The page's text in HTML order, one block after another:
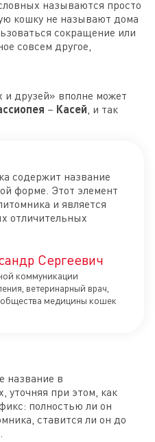
называются просто
кошку не называют дома
сокращение или
совсем другое,
друзей» вполне может
– Касей , и так
содержит название
форме. Этот элемент
и является
отличительных
Сергеевич
коммуникации
ветеринарный врач,
медицины кошек
название в
уточняя при этом, как
полностью ли он
ставится ли он до